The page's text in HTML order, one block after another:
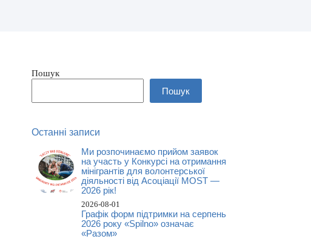
Пошук
Пошук
Останні записи
Ми розпочинаємо прийом заявок
на участь у Конкурсі на отримання
мінігрантів для волонтерської
діяльності від Асоціації MOST —
2026 рік!
2026-08-01
Графік форм підтримки на серпень
2026 року «Spilno» означає
«Разом»